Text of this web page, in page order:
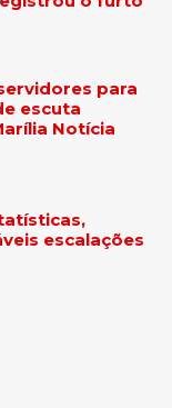
para
escuta
Notícia
escalações